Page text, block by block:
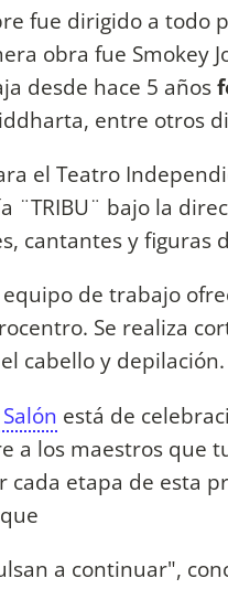
fue dirigido a todo
obra fue Smokey
desde hace 5 años
entre otros
el Teatro
¨TRIBU¨ bajo la
cantantes y figuras
de trabajo
Se realiza
cabello y depilación.
está de
a los maestros que
cada etapa de esta
a continuar",